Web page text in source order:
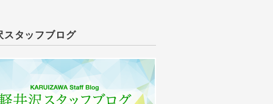
スタッフブログ